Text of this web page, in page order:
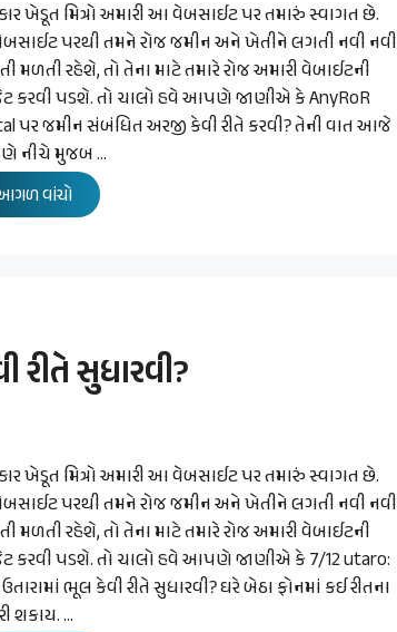
ખેડૂત મિત્રો અમારી આ વેબસાઈટ પર તમારું સ્વાગત છે.
પરથી તમને રોજ જમીન અને ખેતીને લગતી નવી નવી
મળતી રહેશે, તો તેના માટે તમારે રોજ અમારી વેબાઈટની
કરવી પડશે. તો ચાલો હવે આપણે જાણીએ કે AnyRoR
પર જમીન સંબંધિત અરજી કેવી રીતે કરવી? તેની વાત આજે
નીચે મુજબ …
વાંચો
રીતે સુધારવી?
ખેડૂત મિત્રો અમારી આ વેબસાઈટ પર તમારું સ્વાગત છે.
પરથી તમને રોજ જમીન અને ખેતીને લગતી નવી નવી
મળતી રહેશે, તો તેના માટે તમારે રોજ અમારી વેબાઈટની
કરવી પડશે. તો ચાલો હવે આપણે જાણીએ કે 7/12 utaro:
ભૂલ કેવી રીતે સુધારવી? ઘરે બેઠા ફોનમાં કઈ રીતના
શકાય. …